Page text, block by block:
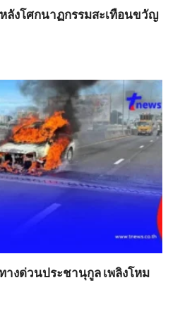
ลังโศกนาฏกรรมสะเทือนขวัญ
างด่วนประชานุกูล เพลิงโหม